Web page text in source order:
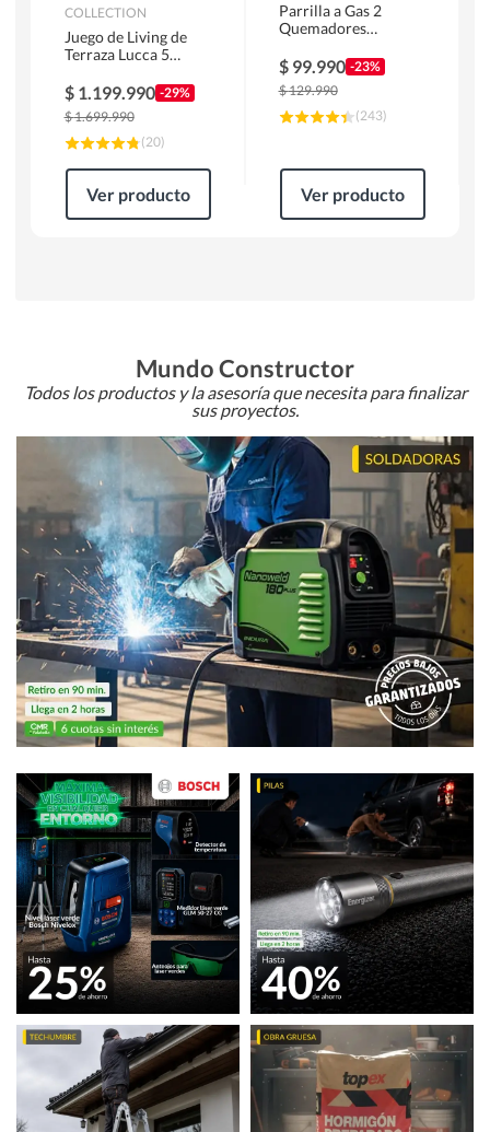
COLLECTION
Juego de Living de
Terraza Lucca 5
$ 1.199.990 -29%
$1.699.990
(20)
Ver producto
Parrilla a Gas 2
Quemadores
$ 99.990 -23%
$129.990
(243)
Ver producto
Mundo Constructor
Todos los productos y la asesoría que necesita para finalizar
sus proyectos.